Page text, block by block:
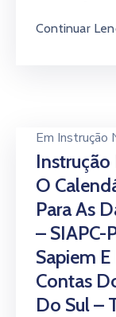
Continuar
Em Instrução
Instrução
O
Para As
– SIAPC-
Sapiem
Contas
Do Sul –